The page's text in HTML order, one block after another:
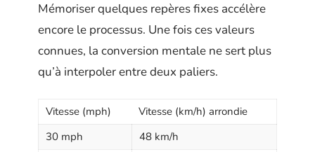
Mémoriser quelques repères fixes accélère
encore le processus. Une fois ces valeurs
connues, la conversion mentale ne sert plus
qu’à interpoler entre deux paliers.
Vitesse (mph)
Vitesse (km/h) arrondie
30 mph
48 km/h